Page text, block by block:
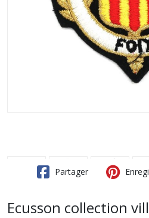
Partager
Ecusson collection